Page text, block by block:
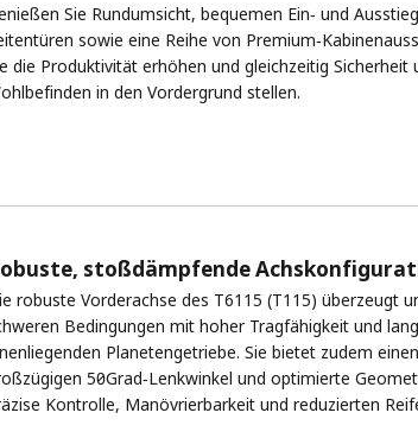
Sie Rundumsicht, bequemen Ein‑ und
sowie eine Reihe von
die Produktivität erhöhen und gleichzeitig Sicherheit
in den Vordergrund stellen.
stoßdämpfende
robuste Vorderachse des T6115 (T115) überzeugt
Bedingungen mit hoher Tragfähigkeit und
Planetengetriebe. Sie bietet zudem einen
50‑Grad‑Lenkwinkel und optimierte
Kontrolle, Manövrierbarkeit und reduzierten